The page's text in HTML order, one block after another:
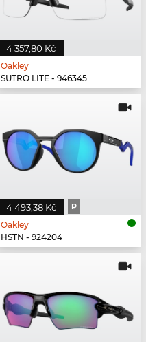
4 357,80 Kč
Oakley
SUTRO LITE - 946345
4 493,38 Kč P
Oakley
HSTN - 924204